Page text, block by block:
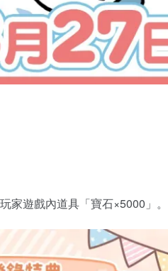
遊戲內道具「寶石×5000」。